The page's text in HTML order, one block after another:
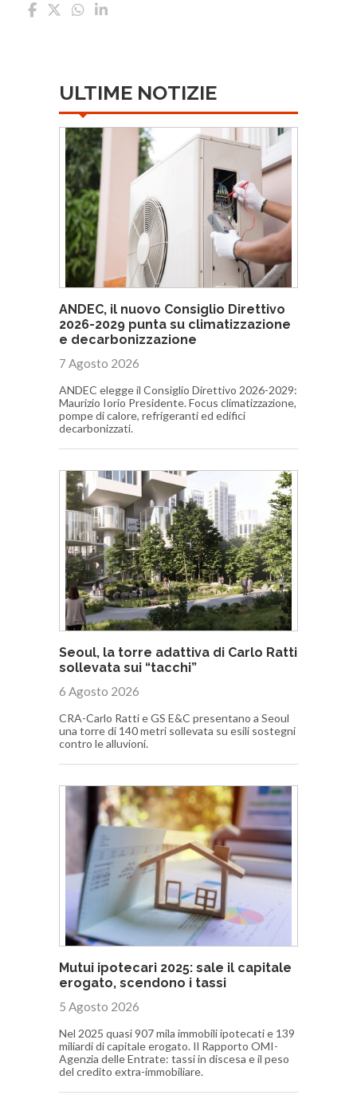
ULTIME NOTIZIE
ANDEC, il nuovo Consiglio Direttivo
2026-2029 punta su climatizzazione
e decarbonizzazione
7 Agosto 2026
ANDEC elegge il Consiglio Direttivo 2026-2029:
Maurizio Iorio Presidente. Focus climatizzazione,
pompe di calore, refrigeranti ed edifici
decarbonizzati.
Seoul, la torre adattiva di Carlo Ratti
sollevata sui “tacchi”
6 Agosto 2026
CRA-Carlo Ratti e GS E&C presentano a Seoul
una torre di 140 metri sollevata su esili sostegni
contro le alluvioni.
Mutui ipotecari 2025: sale il capitale
erogato, scendono i tassi
5 Agosto 2026
Nel 2025 quasi 907 mila immobili ipotecati e 139
miliardi di capitale erogato. Il Rapporto OMI-
Agenzia delle Entrate: tassi in discesa e il peso
del credito extra-immobiliare.